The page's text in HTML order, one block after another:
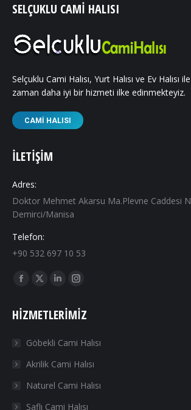
SELÇUKLU CAMI HALISI
Selçuklu Cami Halısı, Yurt Halısı ve Ev Halısı
zaman daha iyi bir hizmeti ilke edinmekteyiz.
CAMI HALISI
İLETIŞIM
Adres:
Doktor Mehmet Akarsu Ma.Plevne Caddesi
Demirci/Manisa
Telefon:
+90 532 697 10 53
Find us on:
Facebook
opens
new
window
X
opens
new
window
Linkedin
opens
new
window
Instagram
opens
new
window
HIZMETLERIMIZ
Göbekli Cami Halısı
Akrilik Cami Halısı
Naturel Cami Halısı
Saflı Cami Halısı